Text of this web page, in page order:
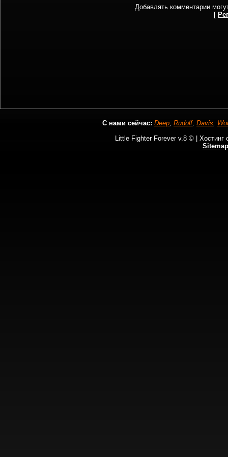
Добавлять комментарии
[
С нами сейчас: Deep, Rudolf, Davis,
Little Fighter Forever v.8 © | Хостинг